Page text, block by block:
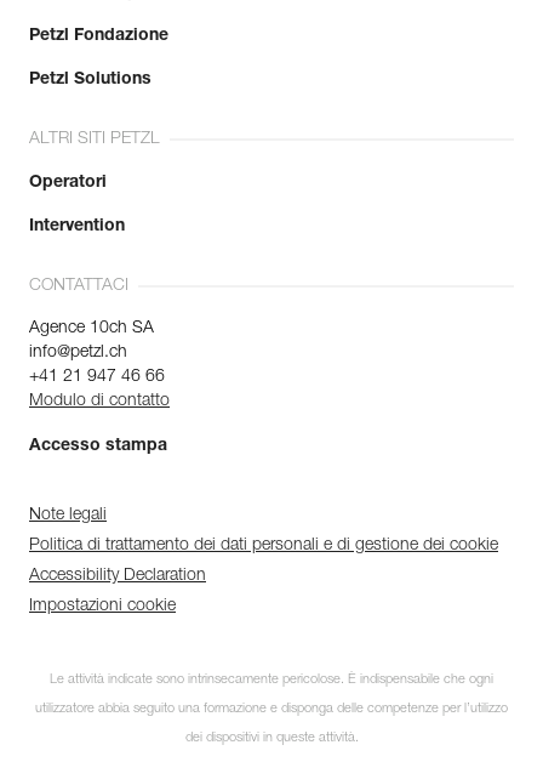
Petzl Fondazione
Petzl Solutions
ALTRI SITI PETZL
Operatori
Intervention
CONTATTACI
Agence 10ch SA
info@petzl.ch
+41 21 947 46 66
Modulo di contatto
Accesso stampa
Note legali
Politica di trattamento dei dati personali e di gestione dei cookie
Accessibility Declaration
Impostazioni cookie
Le attività indicate sono intrinsecamente pericolose. È indispensabile che ogni
utilizzatore abbia seguito una formazione e disponga delle competenze per l’utilizzo
dei dispositivi in queste attività.